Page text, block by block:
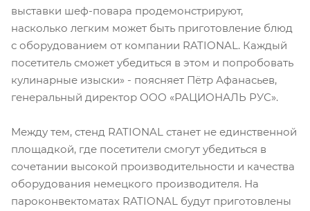
выставки шеф-повара продемонстрируют,
насколько легким может быть приготовление блюд
с оборудованием от компании RATIONAL. Каждый
посетитель сможет убедиться в этом и попробовать
кулинарные изыски» - поясняет Пётр Афанасьев,
генеральный директор ООО «РАЦИОНАЛЬ РУС».
Между тем, стенд RATIONAL станет не единственной
площадкой, где посетители смогут убедиться в
сочетании высокой производительности и качества
оборудования немецкого производителя. На
пароконвектоматах RATIONAL будут приготовлены